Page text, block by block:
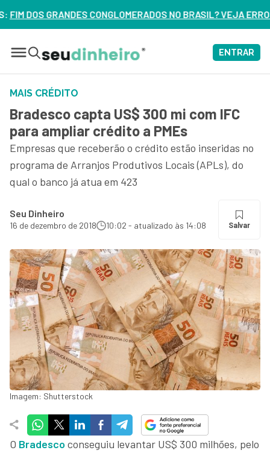
NO BRASIL? VEJA ERROS DE 3 DELES – ASSISTA
ENTRAR
MAIS CRÉDITO
Bradesco capta US$ 300 mi com IFC
para ampliar crédito a PMEs
Empresas que receberão o crédito estão inseridas no
programa de Arranjos Produtivos Locais (APLs), do
qual o banco já atua em 423
Seu Dinheiro
16 de dezembro de 2018 10:02 - atualizado às 14:08 Salvar
Imagem: Shutterstock
O Bradesco conseguiu levantar US$ 300 milhões, pelo